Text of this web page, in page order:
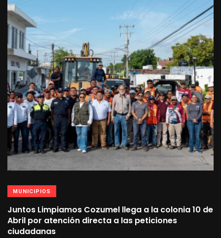
MUNICIPIOS
Juntos Limpiamos Cozumel llega a la colonia 10 de
Abril por atención directa a las peticiones
ciudadanas